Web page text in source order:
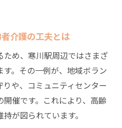
介護の工夫とは
め、寒川駅周辺ではさまざ
。その一例が、地域ボラン
や、コミュニティセンター
催です。これにより、高齢
が図られています。